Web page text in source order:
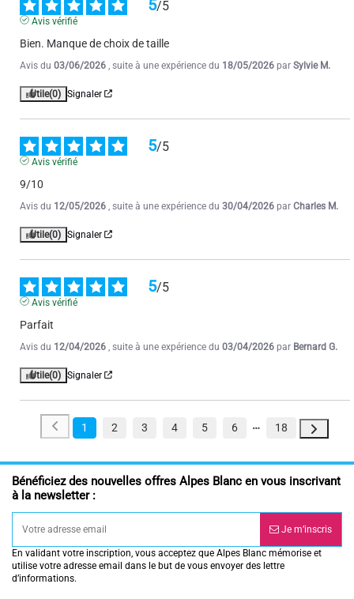
5/5
Avis vérifié
Bien. Manque de choix de taille
Avis du 03/06/2026 , suite à une expérience du 18/05/2026 par Sylvie M.
Utile(0) Signaler
5/5
Avis vérifié
9/10
Avis du 12/05/2026 , suite à une expérience du 30/04/2026 par Charles M.
Utile(0) Signaler
5/5
Avis vérifié
Parfait
Avis du 12/04/2026 , suite à une expérience du 03/04/2026 par Bernard G.
Utile(0) Signaler
1 2 3 4 5 6 18
Bénéficiez des nouvelles offres Alpes Blanc en vous inscrivant
à la newsletter :
Je m’inscris
En validant votre inscription, vous acceptez que Alpes Blanc mémorise et
utilise votre adresse email dans le but de vous envoyer des lettre
d’informations.